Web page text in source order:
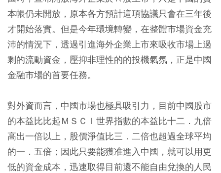
本帳仍未開放，原本各方預計這項協議只會在三年後
才開始落實。但是今年環境轉變，在整體市場資金充
沛的情況下，透過引進海外企業上市來吸收市場上過
剩的流動資金，壓抑非理性的的投機氣氛，正是中國
金融市場的首要任務。
對外資而言，中國市場也極具吸引力，目前中國股市
的本益比比起ＭＳＣＩ世界指數的本益比十二．九倍
高出一倍以上，股價淨值比三．二倍也超過全球平均
的一．五倍；因此只要能獲准進入中國，就可以用更
低的資金成本，迅速取得目前還不能自由兌換的人民